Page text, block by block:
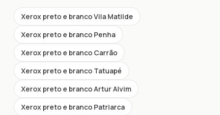
Xerox preto e branco Vila Matilde
Xerox preto e branco Penha
Xerox preto e branco Carrão
Xerox preto e branco Tatuapé
Xerox preto e branco Artur Alvim
Xerox preto e branco Patriarca